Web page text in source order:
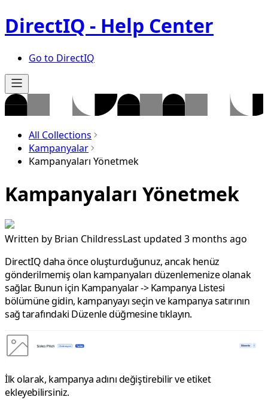
DirectIQ - Help Center
Go to DirectIQ
All Collections
Kampanyalar
Kampanyaları Yönetmek
Kampanyaları Yönetmek
Written by Brian ChildressLast updated 3 months ago
DirectIQ daha önce oluşturduğunuz, ancak henüz
gönderilmemiş olan kampanyaları düzenlemenize olanak
sağlar. Bunun için Kampanyalar->Kampanya Listesi
bölümüne gidin, kampanyayı seçin ve kampanya satırının
sağ tarafındaki Düzenledüğmesine tıklayın.
İlk olarak, kampanya adını değiştirebilir ve etiket
ekleyebilirsiniz.